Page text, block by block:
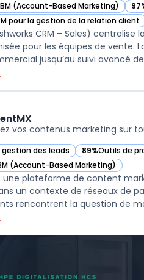
(Account-Based Marketing)
(Freshworks CRM – Sales) dans —
pour la gestion de la relation client
(Freshworks CRM – Sales) dans
CRM – Sales)
pour les équipes de vente.
jusqu’au suivi avancé
vos contenus marketing sur
gestion des leads
dans cette catégorie
89%Outils de
— voir
(Account-Based Marketing)
dans cette catégorie
une plateforme de content
un contexte de réseaux de
rencontrent la question de